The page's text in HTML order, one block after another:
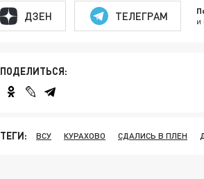
ДЗЕН ТЕЛЕГРАМ и
ПОДЕЛИТЬСЯ:
ТЕГИ: ВСУ КУРАХОВО СДАЛИСЬ В ПЛЕН